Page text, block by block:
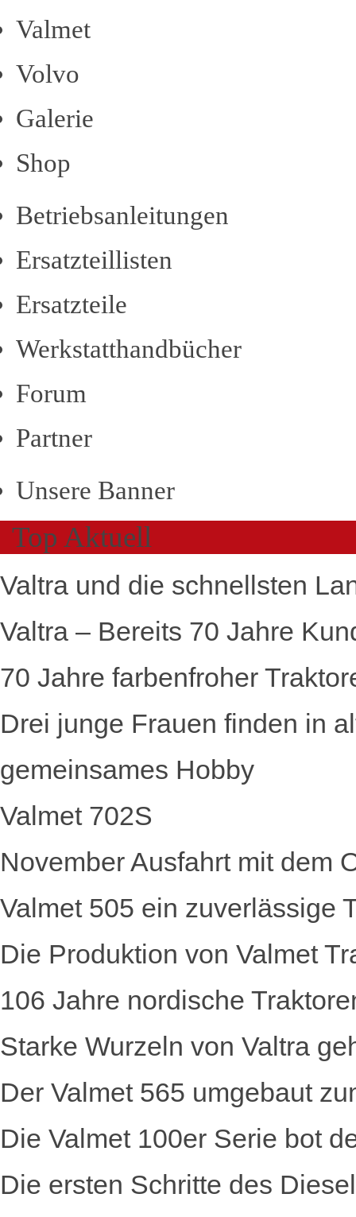
Valmet
Volvo
Galerie
Shop
Betriebsanleitungen
Ersatzteillisten
Ersatzteile
Werkstatthandbücher
Forum
Partner
Unsere Banner
Top Aktuell
Valtra und die schnellsten
Valtra – Bereits 70 Jahre
70 Jahre farbenfroher
Drei junge Frauen finden in
gemeinsames Hobby
Valmet 702S
November Ausfahrt mit dem
Valmet 505 ein zuverlässige
Die Produktion von Valmet
106 Jahre nordische
Starke Wurzeln von Valtra
Der Valmet 565 umgebaut
Die Valmet 100er Serie bot
Die ersten Schritte des